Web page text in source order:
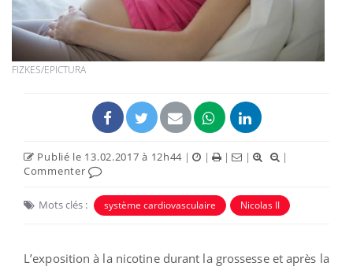
FIZKES/EPICTURA
Publié le 13.02.2017 à 12h44 | | | |
|
Commenter
Mots clés : système cardiovasculaire Nicolas II
L’exposition à la nicotine durant la grossesse et après la